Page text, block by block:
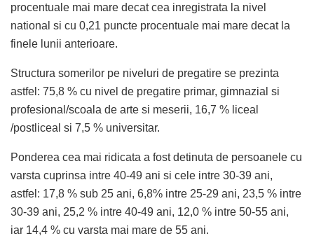
procentuale mai mare decat cea inregistrata la nivel
national si cu 0,21 puncte procentuale mai mare decat la
finele lunii anterioare.
Structura somerilor pe niveluri de pregatire se prezinta
astfel: 75,8 % cu nivel de pregatire primar, gimnazial si
profesional/scoala de arte si meserii, 16,7 % liceal
/postliceal si 7,5 % universitar.
Ponderea cea mai ridicata a fost detinuta de persoanele cu
varsta cuprinsa intre 40-49 ani si cele intre 30-39 ani,
astfel: 17,8 % sub 25 ani, 6,8% intre 25-29 ani, 23,5 % intre
30-39 ani, 25,2 % intre 40-49 ani, 12,0 % intre 50-55 ani,
iar 14,4 % cu varsta mai mare de 55 ani.